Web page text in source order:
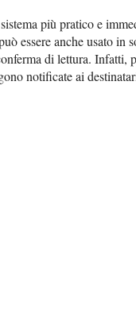
più pratico e
essere anche usato in
di lettura. Infatti,
notificate ai